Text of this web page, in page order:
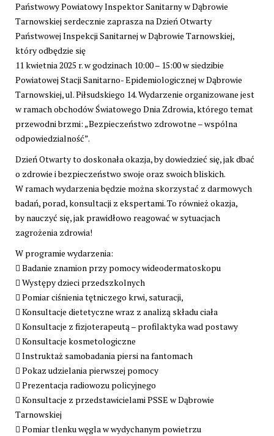
Państwowy Powiatowy Inspektor Sanitarny w Dąbrowie
Tarnowskiej serdecznie zaprasza na Dzień Otwarty
Państwowej Inspekcji Sanitarnej w Dąbrowie Tarnowskiej,
który odbędzie się
11 kwietnia 2025 r. w godzinach 10:00 – 15:00 w siedzibie
Powiatowej Stacji Sanitarno- Epidemiologicznej w Dąbrowie
Tarnowskiej, ul. Piłsudskiego 14. Wydarzenie organizowane jest
w ramach obchodów Światowego Dnia Zdrowia, którego temat
przewodni brzmi: „Bezpieczeństwo zdrowotne – wspólna
odpowiedzialność”.
Dzień Otwarty to doskonała okazja, by dowiedzieć się, jak dbać
o zdrowie i bezpieczeństwo swoje oraz swoich bliskich.
W ramach wydarzenia będzie można skorzystać z darmowych
badań, porad, konsultacji z ekspertami. To również okazja,
by nauczyć się, jak prawidłowo reagować w sytuacjach
zagrożenia zdrowia!
W programie wydarzenia:
 Badanie znamion przy pomocy wideodermatoskopu
 Występy dzieci przedszkolnych
 Pomiar ciśnienia tętniczego krwi, saturacji,
 Konsultacje dietetyczne wraz z analizą składu ciała
 Konsultacje z fizjoterapeutą – profilaktyka wad postawy
 Konsultacje kosmetologiczne
 Instruktaż samobadania piersi na fantomach
 Pokaz udzielania pierwszej pomocy
 Prezentacja radiowozu policyjnego
 Konsultacje z przedstawicielami PSSE w Dąbrowie
Tarnowskiej
 Pomiar tlenku węgla w wydychanym powietrzu